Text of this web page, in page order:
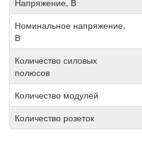
Напряжение, В
Номинальное напряжение,
В
Количество силовых
полюсов
Количество модулей
Количество розеток